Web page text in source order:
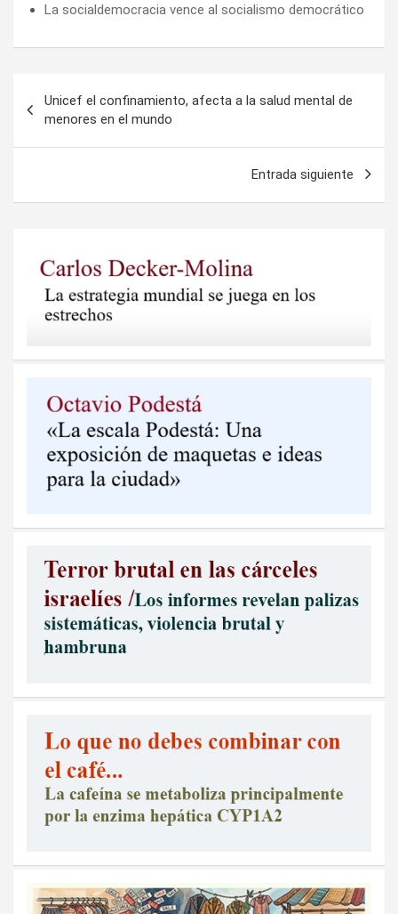
La socialdemocracia vence al socialismo democrático
de
entradas
Unicef el confinamiento, afecta a la salud mental de
menores en el mundo
Entrada siguiente